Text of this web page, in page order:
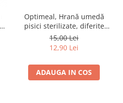
Optimeal, Hrană umedă
pisici sterilizate, diferite
arome, (3+1), 0.34kg
15,00 Lei
12,90 Lei
ADAUGA IN COS